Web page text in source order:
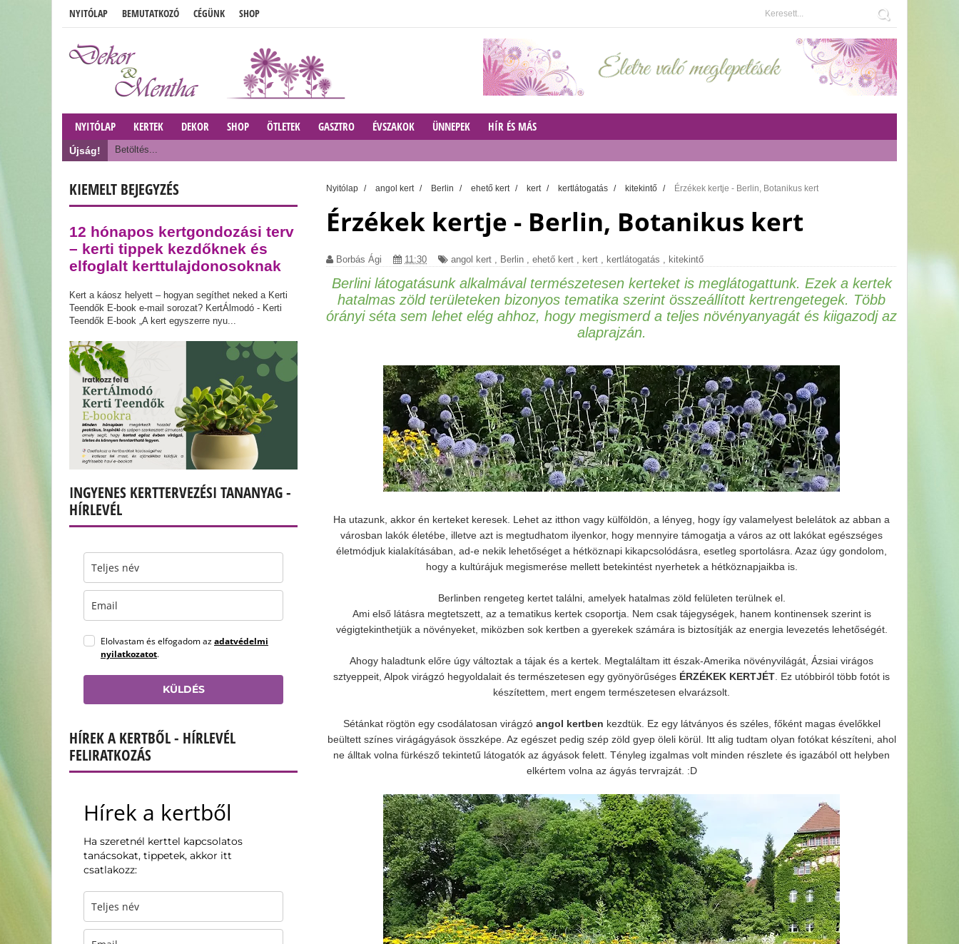
NYITÓLAP BEMUTATKOZÓ CÉGÜNK SHOP
NYITÓLAP KERTEK DEKOR SHOP ÖTLETEK GASZTRO ÉVSZAKOK ÜNNEPEK HÍR ÉS MÁS
Újság! Betöltés...
Nyitólap / angol kert / Berlin / ehető kert / kert / kertlátogatás / kitekintő / Érzékek kertje - Berlin, Botanikus kert
Érzékek kertje - Berlin, Botanikus kert
Borbás Ági 11:30 angol kert , Berlin , ehető kert , kert , kertlátogatás , kitekintő
Berlini látogatásunk alkalmával természetesen kerteket is meglátogattunk. Ezek a kertek
hatalmas zöld területeken bizonyos tematika szerint összeállított kertrengetegek. Több
órányi séta sem lehet elég ahhoz, hogy megismerd a teljes növényanyagát és kiigazodj az
alaprajzán.
Ha utazunk, akkor én kerteket keresek. Lehet az itthon vagy külföldön, a lényeg, hogy így valamelyest belelátok az abban a
városban lakók életébe, illetve azt is megtudhatom ilyenkor, hogy mennyire támogatja a város az ott lakókat egészséges
életmódjuk kialakításában, ad-e nekik lehetőséget a hétköznapi kikapcsolódásra, esetleg sportolásra. Azaz úgy gondolom,
hogy a kultúrájuk megismerése mellett betekintést nyerhetek a hétköznapjaikba is.
Berlinben rengeteg kertet találni, amelyek hatalmas zöld felületen terülnek el.
Ami első látásra megtetszett, az a tematikus kertek csoportja. Nem csak tájegységek, hanem kontinensek szerint is
végigtekinthetjük a növényeket, miközben sok kertben a gyerekek számára is biztosítják az energia levezetés lehetőségét.
Ahogy haladtunk előre úgy változtak a tájak és a kertek. Megtaláltam itt észak-Amerika növényvilágát, Ázsiai virágos
sztyeppeit, Alpok virágzó hegyoldalait és természetesen egy gyönyörűséges ÉRZÉKEK KERTJÉT . Ez utóbbiról több fotót is
készítettem, mert engem természetesen elvarázsolt.
Sétánkat rögtön egy csodálatosan virágzó angol kertben kezdtük. Ez egy látványos és széles, főként magas évelőkkel
beültett színes virágágyások összképe. Az egészet pedig szép zöld gyep öleli körül. Itt alig tudtam olyan fotókat készíteni, ahol
ne álltak volna fürkésző tekintetű látogatók az ágyások felett. Tényleg izgalmas volt minden részlete és igazából ott helyben
elkértem volna az ágyás tervrajzát. :D
KIEMELT BEJEGYZÉS
12 hónapos kertgondozási terv
– kerti tippek kezdőknek és
elfoglalt kerttulajdonosoknak
Kert a káosz helyett – hogyan segíthet neked a Kerti
Teendők E-book e-mail sorozat? KertÁlmodó - Kerti
Teendők E-book „A kert egyszerre nyu...
INGYENES KERTTERVEZÉSI TANANYAG -
HÍRLEVÉL
Elolvastam és elfogadom azadatvédelmi
nyilatkozatot.
KÜLDÉS
HÍREK A KERTBŐL - HÍRLEVÉL
FELIRATKOZÁS
Hírek a kertből
Ha szeretnél kerttel kapcsolatos
tanácsokat, tippetek, akkor itt
csatlakozz: